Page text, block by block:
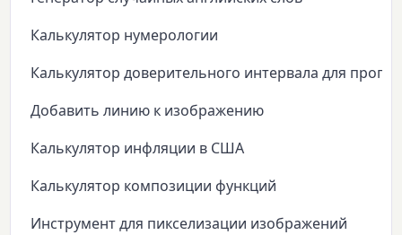
Калькулятор нумерологии
Калькулятор доверительного интервала для
Добавить линию к изображению
Калькулятор инфляции в США
Калькулятор композиции функций
Инструмент для пикселизации изображений